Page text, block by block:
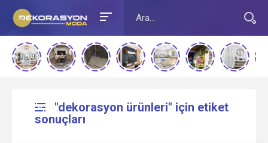
"dekorasyon ürünleri" için etiket
sonuçları